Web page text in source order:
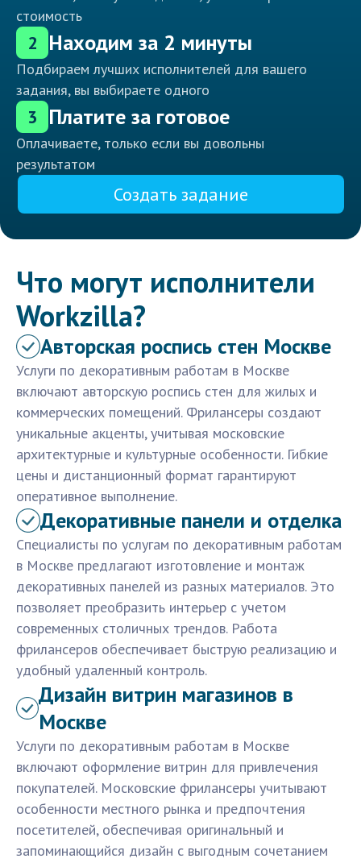
стоимость
2 Находим за 2 минуты
Подбираем лучших исполнителей для вашего
задания, вы выбираете одного
3 Платите за готовое
Оплачиваете, только если вы довольны
результатом
Создать задание
Что могут исполнители
Workzilla?
Авторская роспись стен Москве
Услуги по декоративным работам в Москве
включают авторскую роспись стен для жилых и
коммерческих помещений. Фрилансеры создают
уникальные акценты, учитывая московские
архитектурные и культурные особенности. Гибкие
цены и дистанционный формат гарантируют
оперативное выполнение.
Декоративные панели и отделка
Специалисты по услугам по декоративным работам
в Москве предлагают изготовление и монтаж
декоративных панелей из разных материалов. Это
позволяет преобразить интерьер с учетом
современных столичных трендов. Работа
фрилансеров обеспечивает быструю реализацию и
удобный удаленный контроль.
Дизайн витрин магазинов в
Москве
Услуги по декоративным работам в Москве
включают оформление витрин для привлечения
покупателей. Московские фрилансеры учитывают
особенности местного рынка и предпочтения
посетителей, обеспечивая оригинальный и
запоминающийся дизайн с выгодным сочетанием